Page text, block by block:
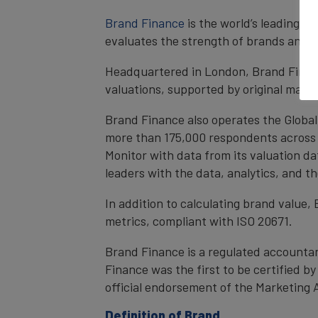
Brand Finance is the world’s leading
evaluates the strength of brands and
Headquartered in London, Brand
valuations, supported by original
Brand Finance also operates the
more than 175,000 respondents
Monitor with data from its valuation
leaders with the data, analytics, and
In addition to calculating brand value,
metrics, compliant with ISO 20671.
Brand Finance is a regulated
Finance was the first to be certified by
official endorsement of the Marketing